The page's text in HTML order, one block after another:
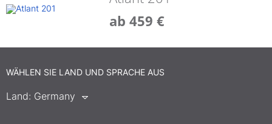
ab 459 €
WÄHLEN SIE LAND UND SPRACHE AUS
Land: Germany